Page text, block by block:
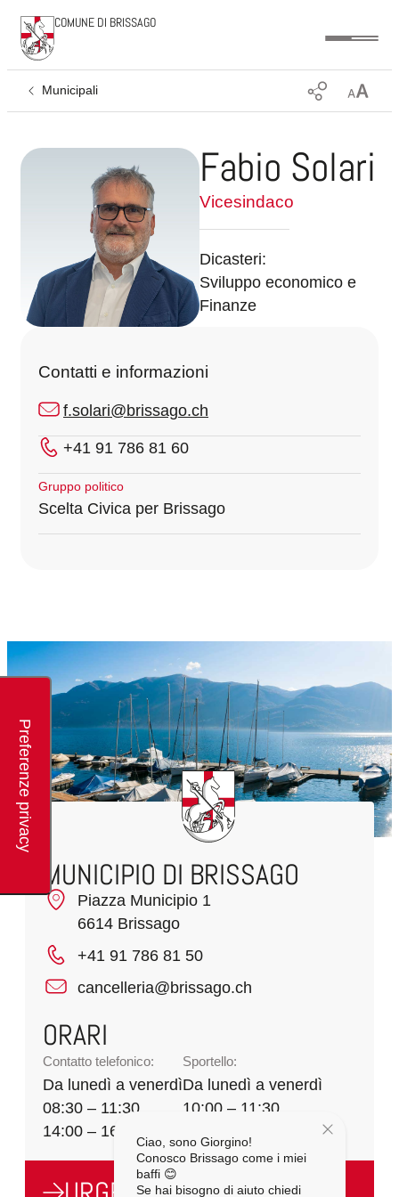
COMUNE DI BRISSAGO
Municipali
Fabio Solari
Vicesindaco
Dicasteri:
Sviluppo economico e
Finanze
Contatti e informazioni
f.solari@brissago.ch
+41 91 786 81 60
Gruppo politico
Scelta Civica per Brissago
MUNICIPIO DI BRISSAGO
Piazza Municipio 1
6614 Brissago
+41 91 786 81 50
cancelleria@brissago.ch
ORARI
Contatto telefonico:
Da lunedì a venerdì
08:30 – 11:30
14:00 – 16:00
Sportello:
Da lunedì a venerdì
10:00 – 11:30
Ciao, sono Giorgino!
Conosco Brissago come i miei
baffi 😊
Se hai bisogno di aiuto chiedi